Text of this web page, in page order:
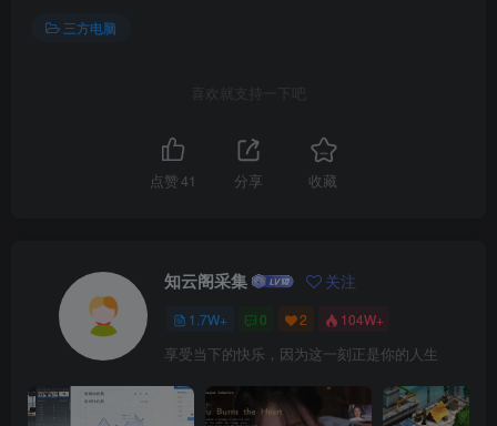
三方电脑
喜欢就支持一下吧
点赞41 分享 收藏
知云阁采集 关注
1.7W+ 0 2 104W+
享受当下的快乐，因为这一刻正是你的人生